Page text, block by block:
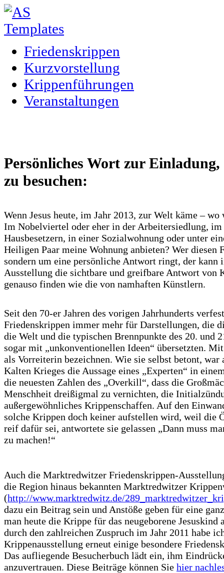
Friedenskrippen
Kurzvorstellung
Krippenführungen
Veranstaltungen
Persönliches Wort zur
zu besuchen:
Wenn Jesus heute, im Jahr 2013, zur Welt käme –
Im Nobelviertel oder eher in der Arbeitersiedlung, im
Hausbesetzern, in einer Sozialwohnung oder unter
Heiligen Paar meine Wohnung anbieten? Wer diesen
sondern um eine persönliche Antwort ringt, der kann
Ausstellung die sichtbare und greifbare Antwort von
genauso finden wie die von namhaften Künstlern.
Seit den 70-er Jahren des vorigen Jahrhunderts
Friedenskrippen immer mehr für Darstellungen, die
die Welt und die typischen Brennpunkte des 20. und
sogar mit „unkonventionellen Ideen“ übersetzten.
als Vorreiterin bezeichnen. Wie sie selbst betont, war
Kalten Krieges die Aussage eines „Experten“ in
die neuesten Zahlen des „Overkill“, dass die
Menschheit dreißigmal zu vernichten, die
außergewöhnliches Krippenschaffen. Auf den
solche Krippen doch keiner aufstellen wird, weil die
reif dafür sei, antwortete sie gelassen „Dann muss
zu machen!“
Auch die Marktredwitzer Friedenskrippen-
die Region hinaus bekannten Marktredwitzer
(http://www.marktredwitz.de/
dazu ein Beitrag sein und Anstöße geben für eine
man heute die Krippe für das neugeborene
durch den zahlreichen Zuspruch im Jahr 2011 habe
Krippenausstellung erneut einige besondere
Das aufliegende Besucherbuch lädt ein, ihm
anzuvertrauen. Diese Beiträge können Sie hier